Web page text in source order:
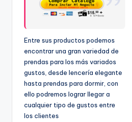
Entre sus productos podemos
encontrar una gran variedad de
prendas para los más variados
gustos, desde lencería elegante
hasta prendas para dormir, con
ello podremos lograr llegar a
cualquier tipo de gustos entre
los clientes